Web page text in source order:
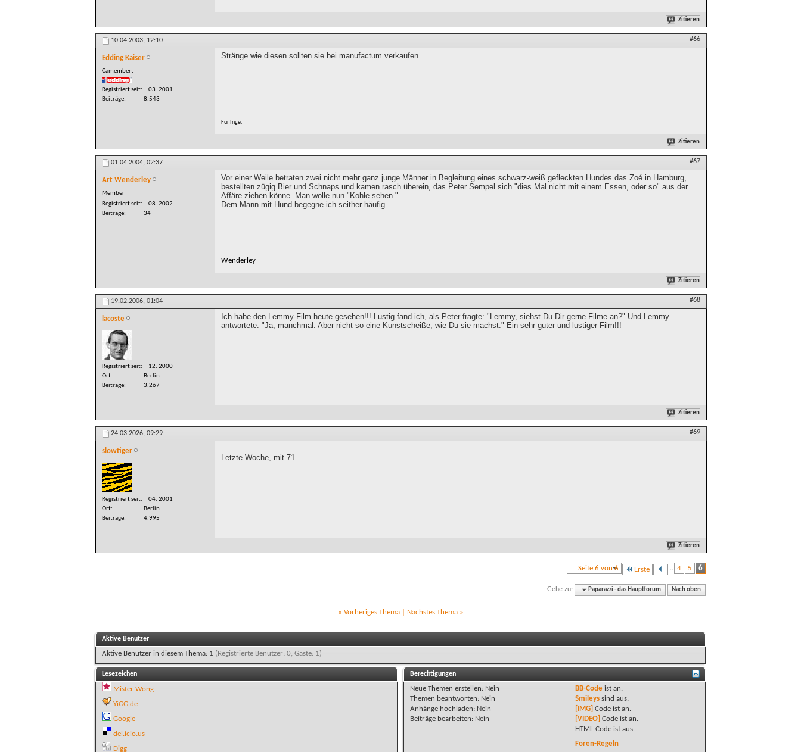
Zitieren
10.04.2003, 12:10 #66
Edding Kaiser
Camembert
Registriert seit
03. 2001
Beiträge
8.543
Stränge wie diesen sollten sie bei manufactum verkaufen.
Für Inge.
Zitieren
01.04.2004, 02:37 #67
Art Wenderley
Member
Registriert seit
08. 2002
Beiträge
34
Vor einer Weile betraten zwei nicht mehr ganz junge Männer in Begleitung eines schwarz-weiß gefleckten Hundes das Zoé in Hamburg,
bestellten zügig Bier und Schnaps und kamen rasch überein, das Peter Sempel sich "dies Mal nicht mit einem Essen, oder so" aus der
Affäre ziehen könne. Man wolle nun "Kohle sehen."
Dem Mann mit Hund begegne ich seither häufig.
Wenderley
Zitieren
19.02.2006, 01:04 #68
lacoste
Registriert seit
12. 2000
Ort
Berlin
Beiträge
3.267
Ich habe den Lemmy-Film heute gesehen!!! Lustig fand ich, als Peter fragte: "Lemmy, siehst Du Dir gerne Filme an?" Und Lemmy
antwortete: "Ja, manchmal. Aber nicht so eine Kunstscheiße, wie Du sie machst." Ein sehr guter und lustiger Film!!!
Zitieren
24.03.2026, 09:29 #69
slowtiger
Registriert seit
04. 2001
Ort
Berlin
Beiträge
4.995
.
Letzte Woche, mit 71.
Zitieren
Seite 6 von 6 Erste ... 4 5 6
Gehe zu: Paparazzi - das Hauptforum Nach oben
« Vorheriges Thema| Nächstes Thema »
Aktive Benutzer
Aktive Benutzer in diesem Thema: 1 (Registrierte Benutzer: 0, Gäste: 1)
Lesezeichen
Mister Wong
YiGG.de
Google
del.icio.us
Digg
Berechtigungen
Neue Themen erstellen: Nein
Themen beantworten: Nein
Anhänge hochladen: Nein
Beiträge bearbeiten: Nein
BB-Codeist an.
Smileyssind aus.
[IMG] Code ist an.
[VIDEO] Code ist an.
HTML-Code ist aus.
Foren-Regeln